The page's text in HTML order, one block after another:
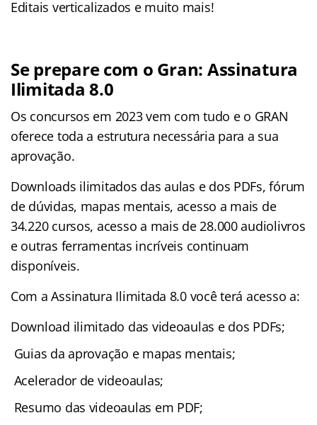
Editais verticalizados e muito mais!
Se prepare com o Gran: Assinatura
Ilimitada 8.0
Os concursos em 2023 vem com tudo e o GRAN
oferece toda a estrutura necessária para a sua
aprovação.
Downloads ilimitados das aulas e dos PDFs, fórum
de dúvidas, mapas mentais, acesso a mais de
34.220 cursos, acesso a mais de 28.000 audiolivros
e outras ferramentas incríveis continuam
disponíveis.
Com a Assinatura Ilimitada 8.0 você terá acesso a:
Download ilimitado das videoaulas e dos PDFs;
Guias da aprovação e mapas mentais;
Acelerador de videoaulas;
Resumo das videoaulas em PDF;